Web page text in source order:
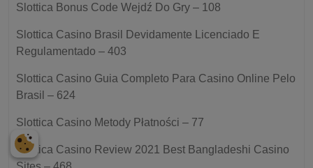
Slottica Bonus Code Wejdź Do Gry – 108
Slottica Casino Brasil Devidamente Licenciado E
Regulamentado – 403
Slottica Casino Guia Completo Para Casino Online Pelo
Brasil – 624
Slottica Casino Metody Płatności – 77
Slottica Casino Review 2021 Best Bangladeshi Casino